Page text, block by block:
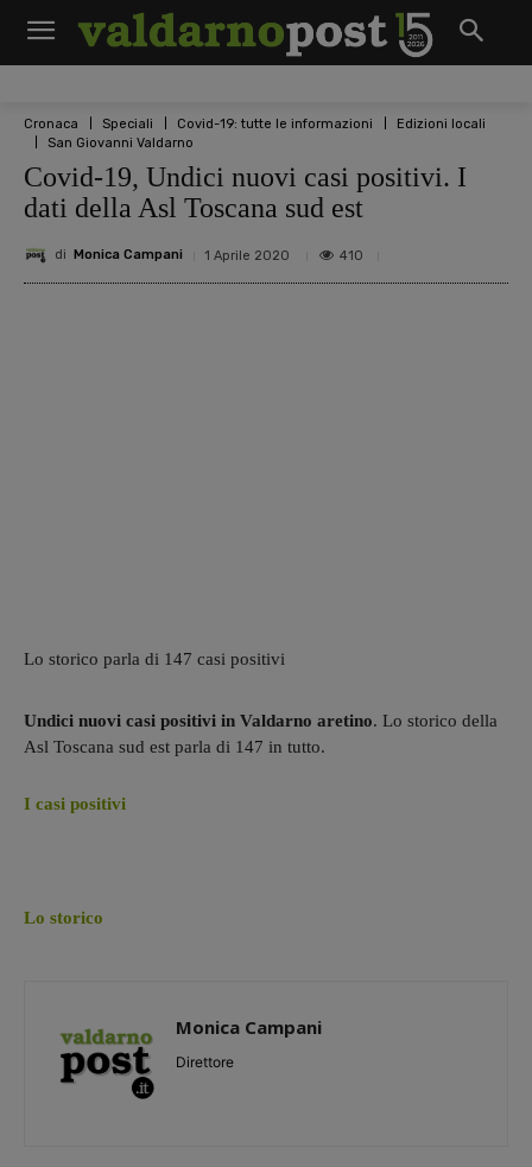
Cronaca Speciali Covid-19: tutte le informazioni
Edizioni locali
San Giovanni Valdarno
Covid-19, Undici nuovi casi positivi. I
dati della Asl Toscana sud est
di Monica Campani 1 Aprile 2020 410
Lo storico parla di 147 casi positivi
Undici nuovi casi positivi in Valdarno aretino. Lo storico della
Asl Toscana sud est parla di 147 in tutto.
I casi positivi
Lo storico
Monica Campani
Direttore